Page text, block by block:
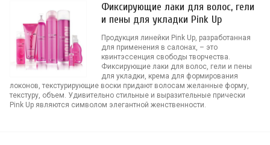
Фиксирующие лаки для волос, гели
и пены для укладки Pink Up
Продукция линейки Pink Up, разработанная
для применения в салонах, – это
квинтэссенция свободы творчества.
Фиксирующие лаки для волос, гели и пены
для укладки, крема для формирования
локонов, текстурирующие воски придают волосам желанные форму,
текстуру, объем. Удивительно стильные и выразительные прически
Pink Up являются символом элегантной женственности.